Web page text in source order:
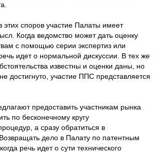
этих споров участие Палаты имеет
Когда ведомство может дать оценку
с помощью серии экспертиз или
идет о нормальной дискуссии. В тех же
известны и оценки даны, но
достигнуто, участие ППС представляется
предоставить участникам рынка
по бесконечному кругу
а сразу обратиться в
дело в Палату по патентным
речь идет о сути технического